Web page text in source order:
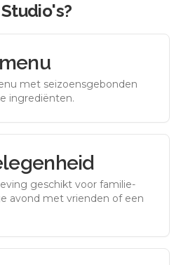
?
met seizoensgebonden
ingrediënten.
geschikt voor familie-
avond met vrienden of een